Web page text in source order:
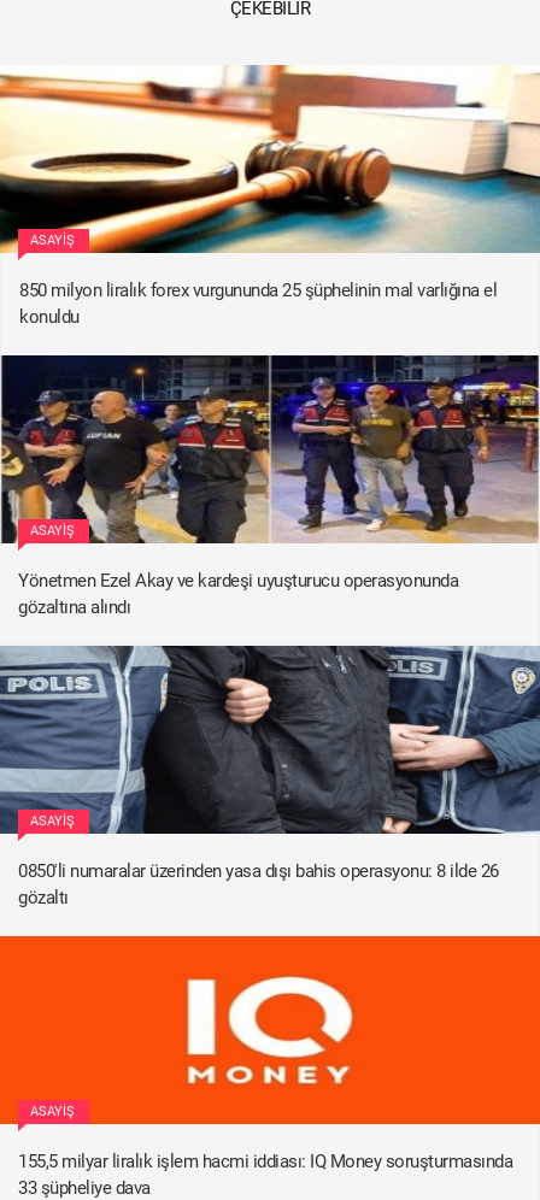
ÇEKEBILIR
ASAYIŞ
850 milyon liralık forex vurgununda 25 şüphelinin mal varlığına el
konuldu
ASAYIŞ
Yönetmen Ezel Akay ve kardeşi uyuşturucu operasyonunda
gözaltına alındı
ASAYIŞ
0850'li numaralar üzerinden yasa dışı bahis operasyonu: 8 ilde 26
gözaltı
ASAYIŞ
155,5 milyar liralık işlem hacmi iddiası: IQ Money soruşturmasında
33 şüpheliye dava